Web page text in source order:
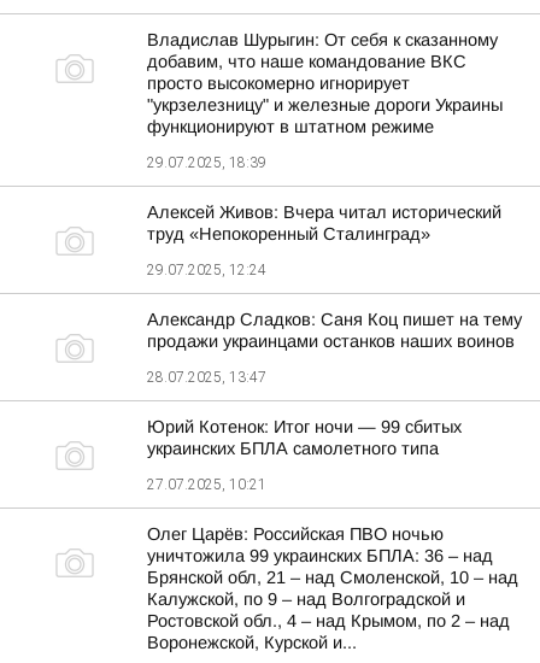
Владислав Шурыгин: От себя к сказанному
добавим, что наше командование ВКС
просто высокомерно игнорирует
"укрзелезницу" и железные дороги Украины
функционируют в штатном режиме
29.07.2025, 18:39
Алексей Живов: Вчера читал исторический
труд «Непокоренный Сталинград»
29.07.2025, 12:24
Александр Сладков: Саня Коц пишет на тему
продажи украинцами останков наших воинов
28.07.2025, 13:47
Юрий Котенок: Итог ночи — 99 сбитых
украинских БПЛА самолетного типа
27.07.2025, 10:21
Олег Царёв: Российская ПВО ночью
уничтожила 99 украинских БПЛА: 36 – над
Брянской обл, 21 – над Смоленской, 10 – над
Калужской, по 9 – над Волгоградской и
Ростовской обл., 4 – над Крымом, по 2 – над
Воронежской, Курской и...